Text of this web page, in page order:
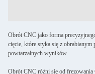
Obrót CNC jako forma
cięcie, które styka się z obrabianym
powtarzalnych wyników.
Obrót CNC różni się od frezowania